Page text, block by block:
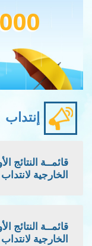
إنتداب
قائمــة النتائج
الخارجية
قائمــة النتائج
الخارجية